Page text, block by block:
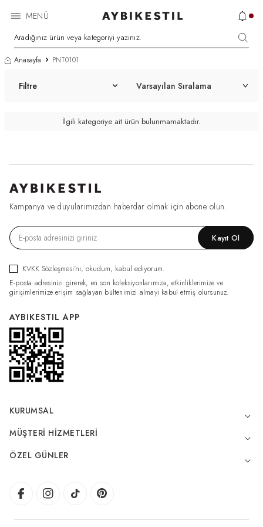
MENÜ
Anasayfa PNT0101
Filtre
İlgili kategoriye ait ürün bulunmamaktadır.
Kampanya ve duyularımızdan haberdar olmak için abone olun.
Kayıt Ol
KVKK Sözleşmesi'ni, okudum, kabul ediyorum.
E-posta adresinizi girerek, en son koleksiyonlarımıza, etkinliklerimize ve
girişimlerimize erişim sağlayan bültenimizi almayı kabul etmiş olursunuz.
AYBIKESTIL APP
KURUMSAL
MÜŞTERI HIZMETLERI
ÖZEL GÜNLER